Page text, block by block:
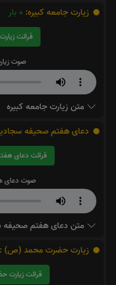
زیارت جامعه کبیره: 0 بار
قرائت زیارت جامعه کبیره را تقبل میکنم
صوت
متن زیارت جامعه کبیره
دعای هفتم صحیفه
قرائت دعای هفتم صحیفه سجادیه را تقبل میکنم
صوت دعای
متن دعای هفتم صحیفه
زیارت حضرت محمد (ص) :
قرائت زیارت حضرت محمد (ص) را تقبل میکنم